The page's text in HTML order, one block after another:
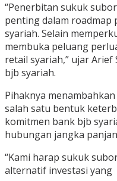
“Penerbitan sukuk
penting dalam roadmap
syariah. Selain
membuka peluang
retail syariah,” ujar
bjb syariah.
Pihaknya
salah satu bentuk
komitmen bank bjb
hubungan jangka
“Kami harap sukuk
alternatif investasi yang